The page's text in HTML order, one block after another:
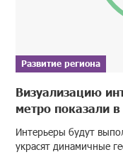
Развитие региона
Визуализацию
метро показали
Интерьеры будут
украсят динамичные